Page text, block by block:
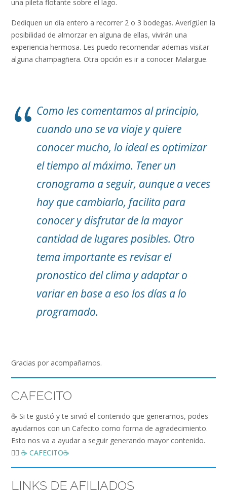
una pileta flotante sobre el lago.
Dediquen un día entero a recorrer 2 o 3 bodegas. Averígüen la
posibilidad de almorzar en alguna de ellas, vivirán una
experiencia hermosa. Les puedo recomendar ademas visitar
alguna champagñera. Otra opción es ir a conocer Malargue.
Como les comentamos al principio,
cuando uno se va viaje y quiere
conocer mucho, lo ideal es optimizar
el tiempo al máximo. Tener un
cronograma a seguir, aunque a veces
hay que cambiarlo, facilita para
conocer y disfrutar de la mayor
cantidad de lugares posibles. Otro
tema importante es revisar el
pronostico del clima y adaptar o
variar en base a eso los días a lo
programado.
Gracias por acompañarnos.
CAFECITO
☕️ Si te gustó y te sirvió el contenido que generamos, podes
ayudarnos con un Cafecito como forma de agradecimiento.
Esto nos va a ayudar a seguir generando mayor contenido.
👉🏻 ☕️ CAFECITO☕️
LINKS DE AFILIADOS